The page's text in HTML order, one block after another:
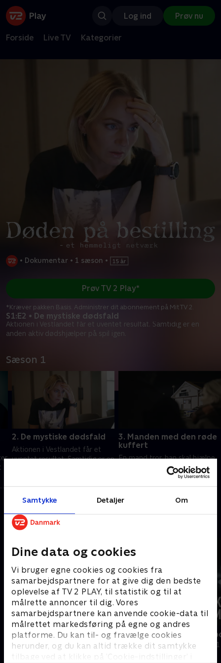
Samtykke Detaljer Om
Dine data og cookies
Vi bruger egne cookies og cookies fra
samarbejdspartnere for at give dig den bedste
oplevelse af TV 2 PLAY, til statistik og til at
målrette annoncer til dig. Vores
samarbejdspartnere kan anvende cookie-data til
målrettet markedsføring på egne og andres
platforme. Du kan til- og fravælge cookies
herunder, og du kan altid trække dit samtykke
tilbage ved at klikke på ’Cookie-indstillinger’ i
Log ind Prøv nu
Forside Live TV Kategorier
• Dokumentar • 1 sæson •
S1:E2 • De mystiske dødsfald
Aktionen i Vestlandet får et uventet resultat. Samtidig er en
anden aktiv dødshjælper på spil igen.
Prøv TV 2 Play*
*Kræver pakken Basis. Administrer dit abonnement på Mit TV 2.
Sæson 1
2. De mystiske dødsfald
Aktionen i Vestlandet får et
uventet resultat. Samtidig er en
3. Manden med den røde
kuffert
En mand tror, han skal hjælpe
en syg kvinde med at dø på et
hotel i Sverige. I virkeligheden
skal han møde journalisterne.
9. marts 2026 • 40 min
Andre så også
Opråb fra sygehuset
Dokumentar • 1 sæsoner
Den falske
Dokumentar •